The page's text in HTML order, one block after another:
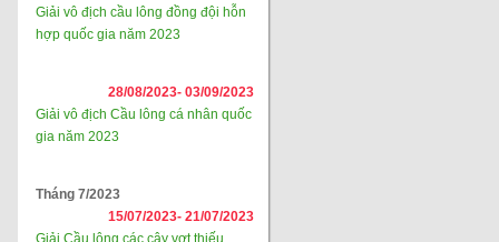
Giải vô địch cầu lông đồng đội hỗn
hợp quốc gia năm 2023
28/08/2023- 03/09/2023
Giải vô địch Cầu lông cá nhân quốc
gia năm 2023
Tháng 7/2023
15/07/2023- 21/07/2023
Giải Cầu lông các cây vợt thiếu